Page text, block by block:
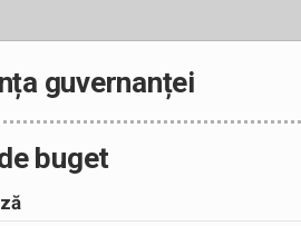
guvernanței
buget